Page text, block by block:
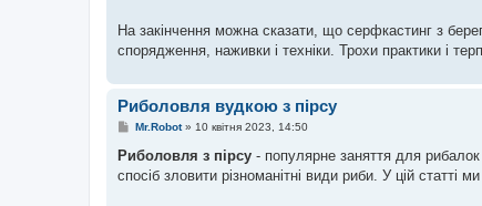
На закінчення можна сказати, що серфкастинг з
спорядження, наживки і техніки. Трохи практики і
Риболовля вудкою з пірсу
П
в
д
Mr.Robot» 10 квітня 2023, 14:50
Риболовля з пірсу - популярне заняття для
спосіб зловити різноманітні види риби. У цій статті